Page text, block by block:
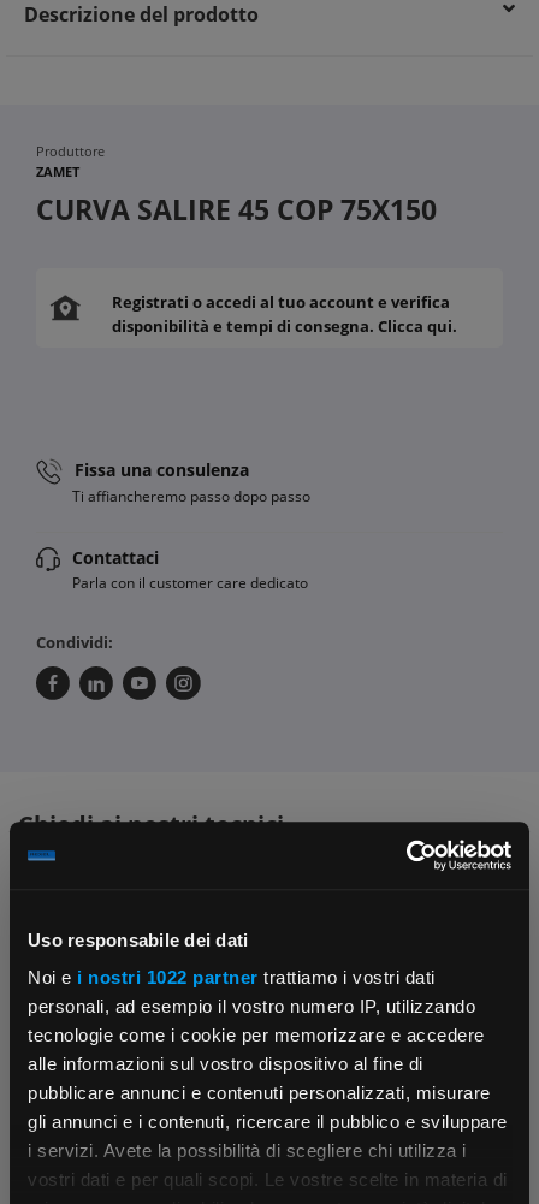
Uso responsabile dei dati
Noi e i nostri 1022 partner trattiamo i vostri dati
personali, ad esempio il vostro numero IP, utilizzando
tecnologie come i cookie per memorizzare e accedere
alle informazioni sul vostro dispositivo al fine di
pubblicare annunci e contenuti personalizzati, misurare
gli annunci e i contenuti, ricercare il pubblico e sviluppare
i servizi. Avete la possibilità di scegliere chi utilizza i
vostri dati e per quali scopi. Le vostre scelte in materia di
×
Descrizione del prodotto
Produttore
ZAMET
CURVA SALIRE 45 COP 75X150
Registrati o accedi al tuo account e verifica
disponibilità e tempi di consegna. Clicca qui.
Fissa una consulenza
Ti affiancheremo passo dopo passo
Contattaci
Parla con il customer care dedicato
Condividi:
Chiedi ai nostri tecnici
Contattaci
Parla con il customer care dedicato
Fissa una consulenza
Ti affiancheremo passo dopo passo